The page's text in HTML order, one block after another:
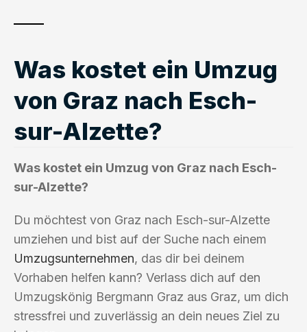
Was kostet ein Umzug
von Graz nach Esch-
sur-Alzette?
Was kostet ein Umzug von Graz nach Esch-
sur-Alzette?
Du möchtest von Graz nach Esch-sur-Alzette
umziehen und bist auf der Suche nach einem
Umzugsunternehmen, das dir bei deinem
Vorhaben helfen kann? Verlass dich auf den
Umzugskönig Bergmann Graz aus Graz, um dich
stressfrei und zuverlässig an dein neues Ziel zu